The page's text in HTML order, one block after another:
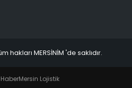
hakları MERSİNİM 'de saklıdır.
Mersin Lojistik